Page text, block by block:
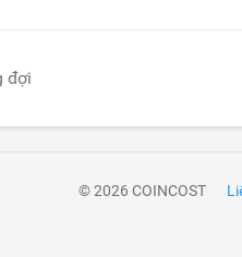
đợi
© 2026 COINCOST